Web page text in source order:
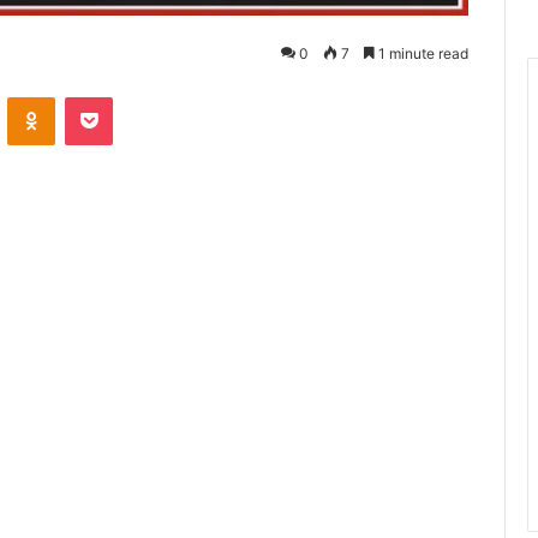
0 7 1 minute read
Odnoklassniki
Pocket